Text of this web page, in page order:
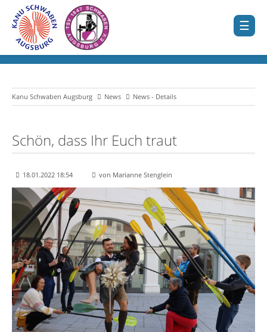
Kanu Schwaben Augsburg News News - Details
Schön, dass Ihr Euch traut
18.01.2022 18:54 von Marianne Stenglein